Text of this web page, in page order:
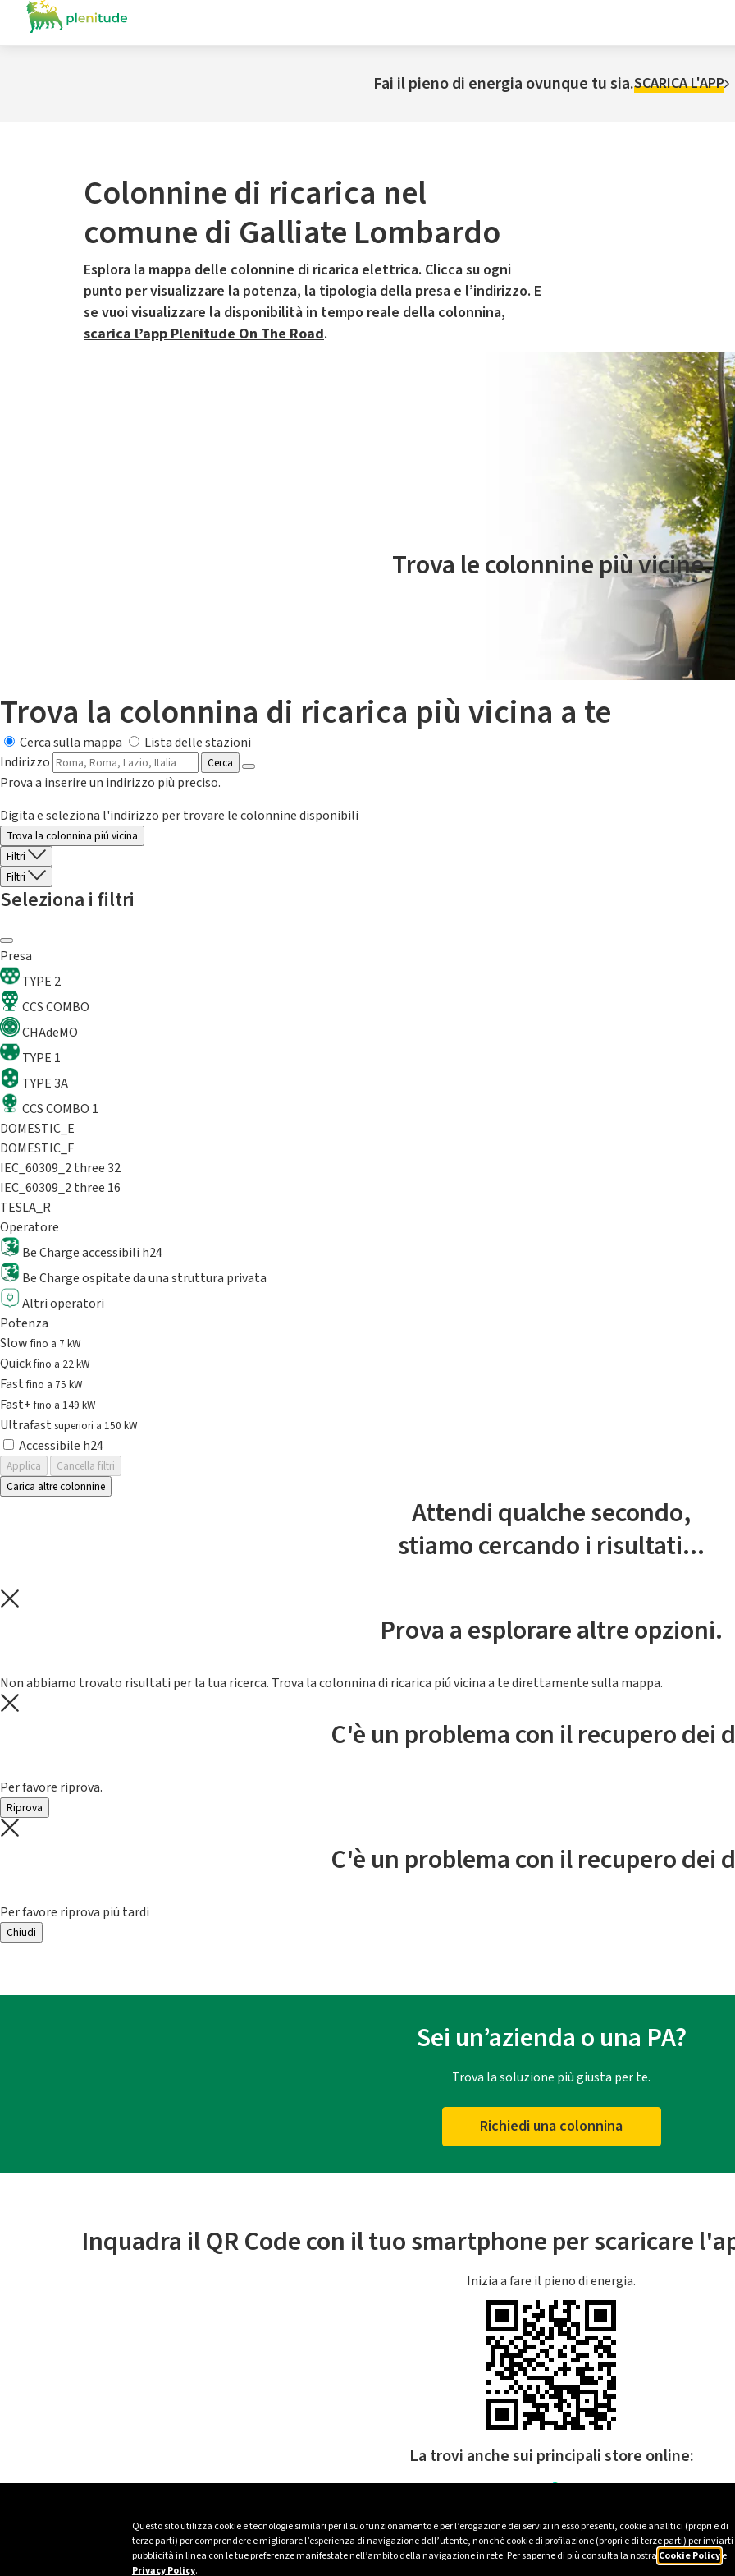
Questo sito utilizza cookie e tecnologie similari per il suo funzionamento e per l’erogazione dei servizi in esso presenti, cookie analitici (propri e di
terze parti) per comprendere e migliorare l’esperienza di navigazione dell’utente, nonché cookie di profilazione (propri e di terze parti) per inviarti
pubblicità in linea con le tue preferenze manifestate nell’ambito della navigazione in rete. Per saperne di più consulta la nostra Cookie Policye
Privacy Policy.
Fai il pieno di energia ovunque tu sia.SCARICA L'APP
Colonnine di ricarica nel
comune di Galliate Lombardo
Esplora la mappa delle colonnine di ricarica elettrica. Clicca su ogni
punto per visualizzare la potenza, la tipologia della presa e l’indirizzo. E
se vuoi visualizzare la disponibilità in tempo reale della colonnina,
scarica l’app Plenitude On The Road.
Il servizio di mobilità elettrica è gestito da Plenitude On The Road
Trova le colonnine più vicine.
Trova la colonnina di ricarica più vicina a te
Cerca sulla mappa
Lista delle stazioni
Indirizzo
Cerca
Prova a inserire un indirizzo più preciso.
Digita e seleziona l'indirizzo per trovare le colonnine disponibili
Trova la colonnina piú vicina
Filtri
Filtri
Seleziona i filtri
Presa
TYPE 2
CCS COMBO
CHAdeMO
TYPE 1
TYPE 3A
CCS COMBO 1
DOMESTIC_E
DOMESTIC_F
IEC_60309_2 three 32
IEC_60309_2 three 16
TESLA_R
Operatore
Be Charge accessibili h24
Be Charge ospitate da una struttura privata
Altri operatori
Potenza
Slowfino a 7 kW
Quickfino a 22 kW
Fastfino a 75 kW
Fast+fino a 149 kW
Ultrafast superiori a 150 kW
Accessibile h24
Applica
Cancella filtri
Carica altre colonnine
Attendi qualche secondo,
stiamo cercando i risultati...
Prova a esplorare altre opzioni.
Non abbiamo trovato risultati per la tua ricerca. Trova la colonnina di ricarica piú vicina a te direttamente sulla mappa.
C'è un problema con il recupero dei
Per favore riprova.
Riprova
C'è un problema con il recupero dei
Per favore riprova piú tardi
Chiudi
Sei un’azienda o una PA?
Trova la soluzione più giusta per te.
Richiedi una colonnina
Inquadra il QR Code con il tuo smartphone per scaricare
Inizia a fare il pieno di energia.
La trovi anche sui principali store online: